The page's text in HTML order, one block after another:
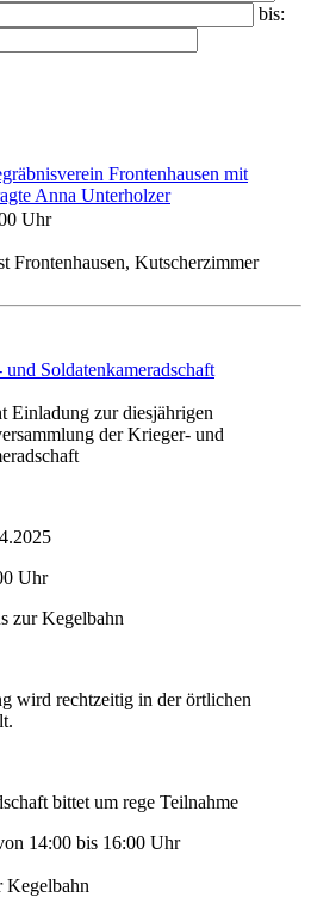
bis:
Frontenhausen mit
Anna Unterholzer
Uhr
Frontenhausen, Kutscherzimmer
Soldatenkameradschaft
Einladung zur diesjährigen
der Krieger- und
Uhr
zur Kegelbahn
wird rechtzeitig in der örtlichen
bittet um rege Teilnahme
14:00 bis 16:00 Uhr
Kegelbahn